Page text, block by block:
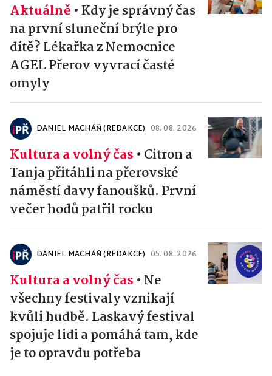
Aktuálně • Kdy je správný čas
na první sluneční brýle pro
dítě? Lékařka z Nemocnice
AGEL Přerov vyvrací časté
omyly
DANIEL MACHÁŇ (REDAKCE) 08. 08. 2026
Kultura a volný čas • Citron a
Tanja přitáhli na přerovské
náměstí davy fanoušků. První
večer hodů patřil rocku
DANIEL MACHÁŇ (REDAKCE) 05. 08. 2026
Kultura a volný čas • Ne
všechny festivaly vznikají
kvůli hudbě. Laskavý festival
spojuje lidi a pomáhá tam, kde
je to opravdu potřeba